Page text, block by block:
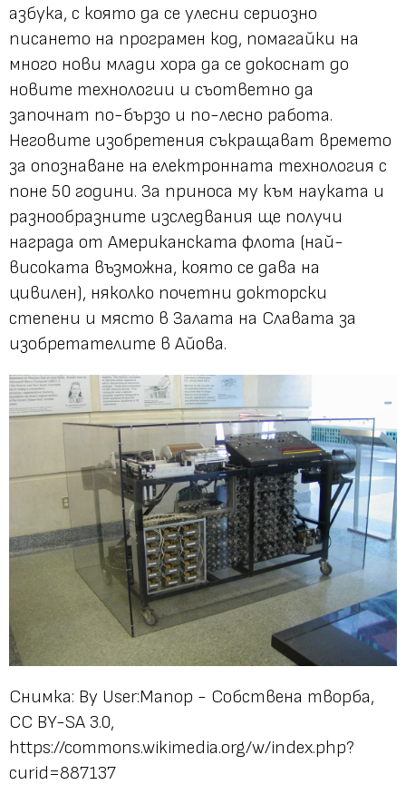
азбука, с която да се улесни сериозно
писането на програмен код, помагайки на
много нови млади хора да се докоснат до
новите технологии и съответно да
започнат по-бързо и по-лесно работа.
Неговите изобретения съкращават времето
за опознаване на електронната технология с
поне 50 години. За приноса му към науката и
разнообразните изследвания ще получи
награда от Американската флота (най-
високата възможна, която се дава на
цивилен), няколко почетни докторски
степени и място в Залата на Славата за
изобретателите в Айова.
Снимка: By User:Manop - Собствена творба,
CC BY-SA 3.0,
https://commons.wikimedia.org/w/index.php?
curid=887137